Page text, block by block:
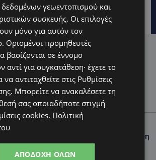
Έτοιμοι για παραλία –
και σήμερα η Κύπρος-Πότε θα τεθεί σε
Η εμφάνισή του στην εκδήλωση
Σολωμού προκάλεσε αντιδράσεις –
τους νεκρούς»-(Φώτο)
γεωεντοπισμού και
συσκευής. Οι επιλογές
μόνο για αυτόν τον
Ορισμένοι προμηθευτές
βασίζονται σε έννομο
αντί για συγκατάθεση· έχετε το
αντιταχθείτε στις Ρυθμίσεις
. Μπορείτε να ανακαλέσετε τη
σας οποιαδήποτε στιγμή
cookies. Πολιτική
ΑΠΟΔΟΧΉ ΌΛΩΝ